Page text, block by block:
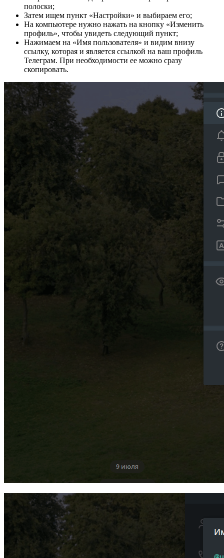
полоски;
Затем ищем пункт «Настройки» и выбираем его;
На компьютере нужно нажать на кнопку «Изменить
профиль», чтобы увидеть следующий пункт;
Нажимаем на «Имя пользователя» и видим внизу
ссылку, которая и является ссылкой на ваш профиль
Телеграм. При необходимости ее можно сразу
скопировать.